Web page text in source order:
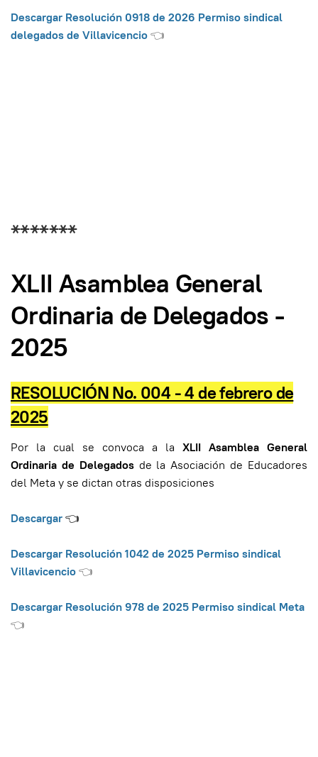
Descargar Resolución 0918 de 2026 Permiso sindical
delegados de Villavicencio👈
*******
XLII Asamblea General
Ordinaria de Delegados -
2025
RESOLUCIÓN No. 004 - 4 de febrero de
2025
Por la cual se convoca a la XLII Asamblea General
Ordinaria de Delegados de la Asociación de Educadores
del Meta y se dictan otras disposiciones
Descargar👈
Descargar Resolución 1042 de 2025 Permiso sindical
Villavicencio👈
Descargar Resolución 978 de 2025 Permiso sindical Meta
👈